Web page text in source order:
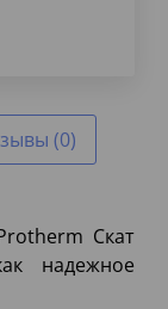
(0)
Скат
надежное